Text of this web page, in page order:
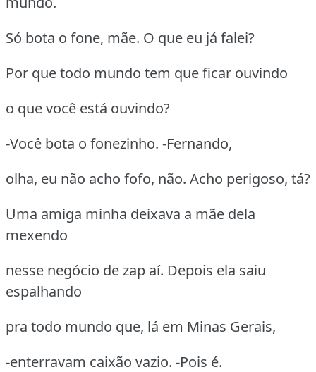
Só bota o fone, mãe. O que eu já falei?
Por que todo mundo tem que ficar ouvindo
o que você está ouvindo?
-Você bota o fonezinho. -Fernando,
olha, eu não acho fofo, não. Acho perigoso, tá?
Uma amiga minha deixava a mãe dela
mexendo
nesse negócio de zap aí. Depois ela saiu
espalhando
pra todo mundo que, lá em Minas Gerais,
-enterravam caixão vazio. -Pois é.